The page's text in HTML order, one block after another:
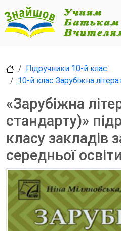
Підручники 10-й клас
10-й клас Зарубіжна
«Зарубіжна
стандарту)»
класу закладів
середньої